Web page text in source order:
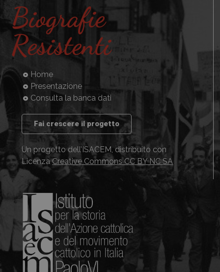
Biografie
Resistenti
Home
Presentazione
Consulta la banca dati
Fai crescere il progetto
Un progetto dell’ISACEM, distribuito con
LicenzaCreative Commons CC BY NC SA